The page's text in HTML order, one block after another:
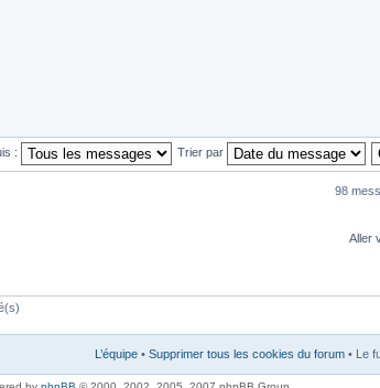
: Trier par
98
Aller
L’équipe • Supprimer tous les cookies du forum • Le